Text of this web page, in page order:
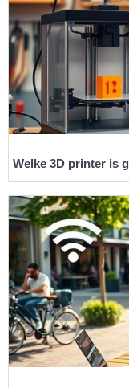
Welke 3D printer is